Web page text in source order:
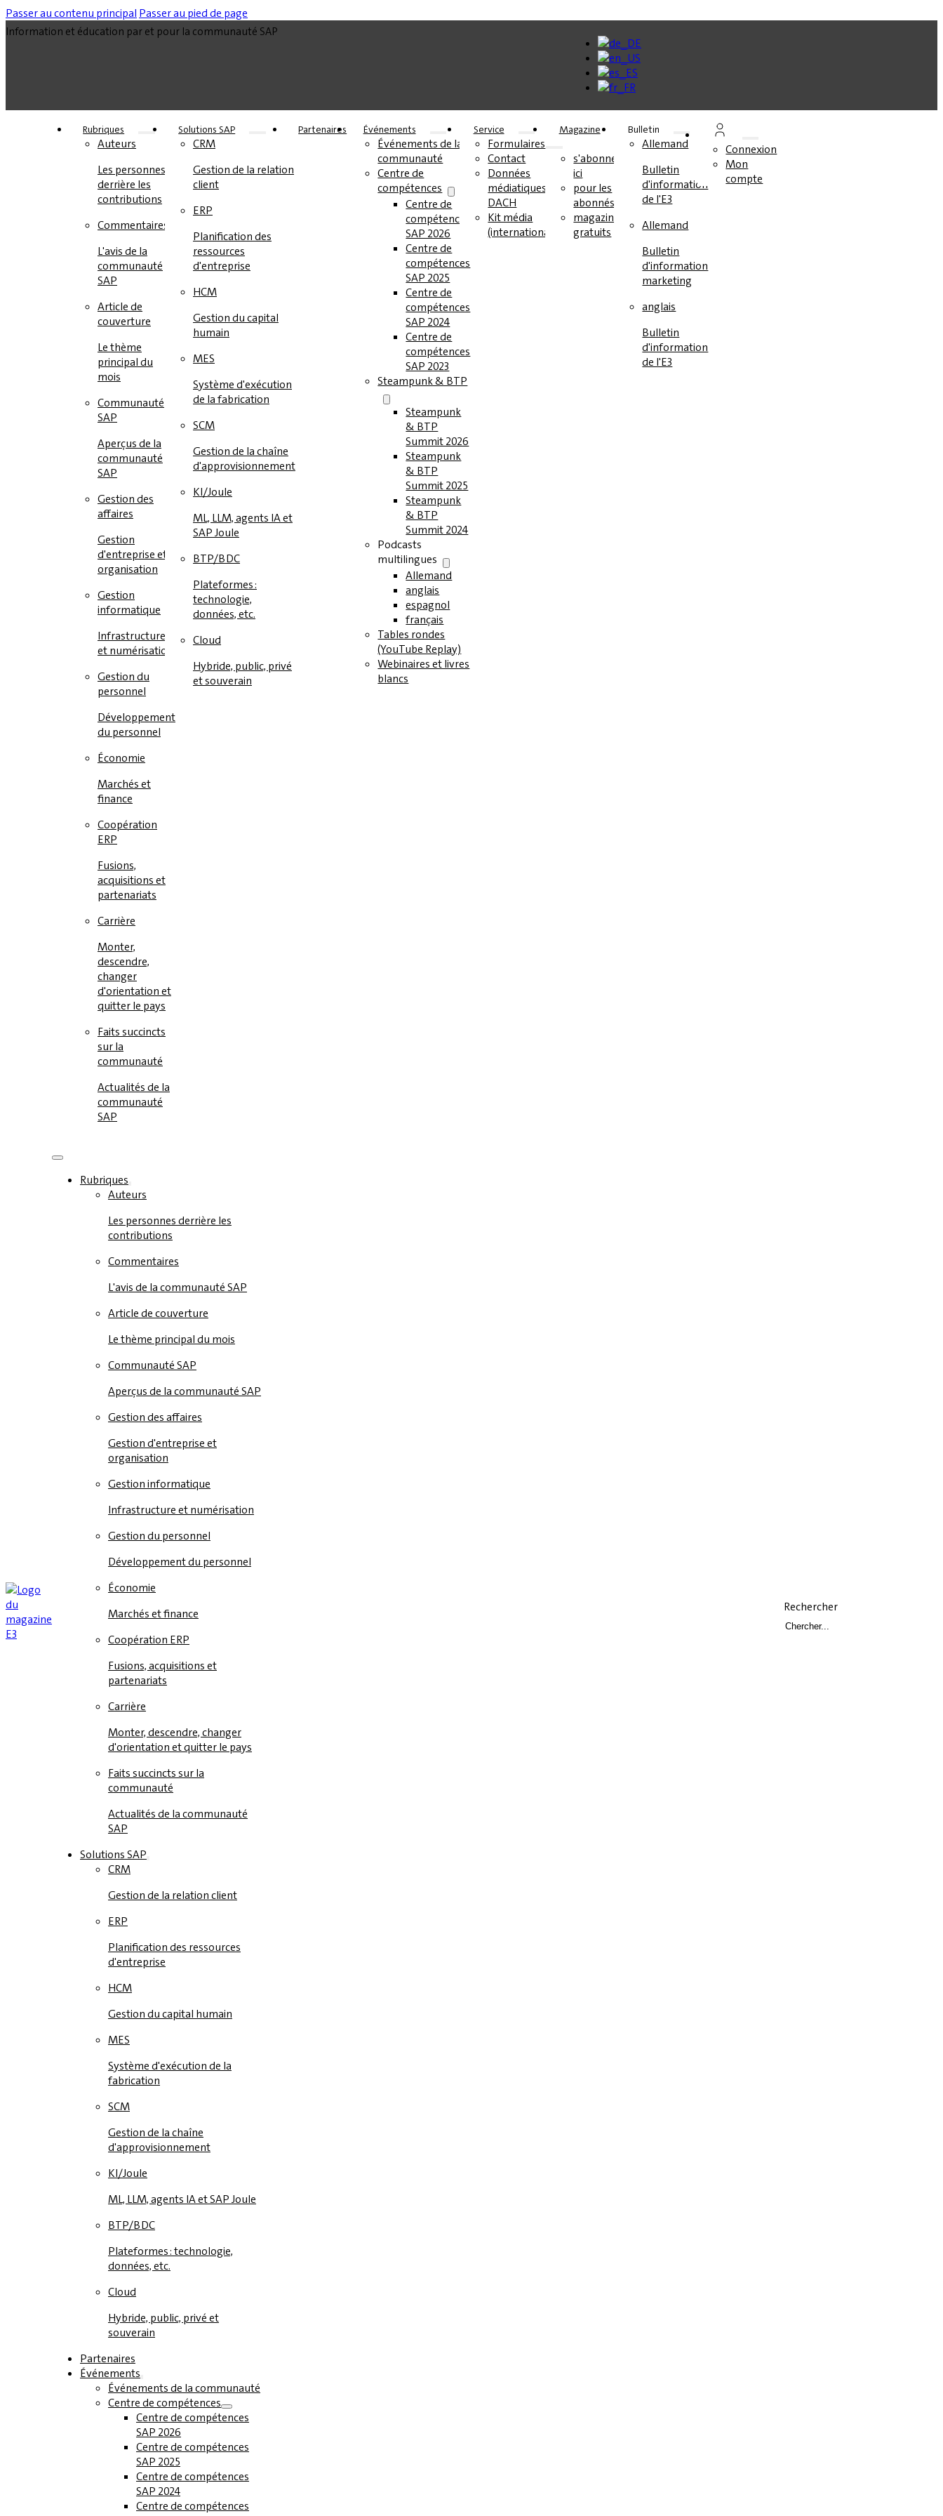
Passer au contenu principal Passer au pied de page
Information et éducation par et pour la communauté SAP
Rubriques
Auteurs
Les personnes
derrière les
contributions
Commentaires
L'avis de la
communauté
SAP
Article de
couverture
Le thème
principal du
mois
Communauté
SAP
Aperçus de la
communauté
SAP
Gestion des
affaires
Gestion
d'entreprise et
organisation
Gestion
informatique
Infrastructure
et numérisation
Gestion du
personnel
Développement
du personnel
Économie
Marchés et
finance
Coopération
ERP
Fusions,
acquisitions et
partenariats
Carrière
Monter,
descendre,
changer
d'orientation et
quitter le pays
Faits succincts
sur la
communauté
Actualités de la
communauté
SAP
Solutions SAP
CRM
Gestion de la relation
client
ERP
Planification des
ressources
d'entreprise
HCM
Gestion du capital
humain
MES
Système d'exécution
de la fabrication
SCM
Gestion de la chaîne
d'approvisionnement
KI/Joule
ML, LLM, agents IA et
SAP Joule
BTP/BDC
Plateformes :
technologie,
données, etc.
Cloud
Hybride, public, privé
et souverain
Partenaires Événements
Événements de la
communauté
Centre de
compétences
Centre de
compétences
SAP 2026
Centre de
compétences
SAP 2025
Centre de
compétences
SAP 2024
Centre de
compétences
SAP 2023
Steampunk & BTP
Steampunk
& BTP
Summit 2026
Steampunk
& BTP
Summit 2025
Steampunk
& BTP
Summit 2024
Podcasts
multilingues
Allemand
anglais
espagnol
français
Tables rondes
(YouTube Replay)
Webinaires et livres
blancs
Service
Formulaires
Contact
Données
médiatiques
DACH
Kit média
(international)
Magazine
s'abonner
ici
pour les
abonnés
magazines
gratuits
Bulletin
Allemand
Bulletin
d'information
de l'E3
Allemand
Bulletin
d'information
marketing
anglais
Bulletin
d'information
de l'E3
Connexion
Mon
compte
Rubriques
Auteurs
Les personnes derrière les
contributions
Commentaires
L'avis de la communauté SAP
Article de couverture
Le thème principal du mois
Communauté SAP
Aperçus de la communauté SAP
Gestion des affaires
Gestion d'entreprise et
organisation
Gestion informatique
Infrastructure et numérisation
Gestion du personnel
Développement du personnel
Économie
Marchés et finance
Coopération ERP
Fusions, acquisitions et
partenariats
Carrière
Monter, descendre, changer
d'orientation et quitter le pays
Faits succincts sur la
communauté
Actualités de la communauté
SAP
Solutions SAP
CRM
Gestion de la relation client
ERP
Planification des ressources
d'entreprise
HCM
Gestion du capital humain
MES
Système d'exécution de la
fabrication
SCM
Gestion de la chaîne
d'approvisionnement
KI/Joule
ML, LLM, agents IA et SAP Joule
BTP/BDC
Plateformes : technologie,
données, etc.
Cloud
Hybride, public, privé et
souverain
Partenaires
Événements
Événements de la communauté
Centre de compétences
Centre de compétences
SAP 2026
Centre de compétences
SAP 2025
Centre de compétences
SAP 2024
Centre de compétences
Rechercher